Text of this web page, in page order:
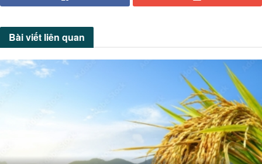
Bài viết liên quan